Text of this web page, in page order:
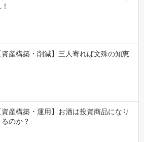
資産構築・削減】三人寄れば文殊の知恵
資産構築・運用】お酒は投資商品になり
るのか？